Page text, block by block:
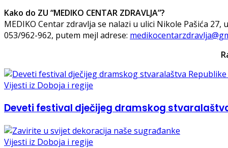
Kako do ZU “MEDIKO CENTAR ZDRAVLJA”?
MEDIKO Centar zdravlja se nalazi u ulici Nikole Pašića
053/962-962, putem mejl adrese:
Vijesti iz Doboja i regije
Deveti festival dječijeg dramskog
Vijesti iz Doboja i regije